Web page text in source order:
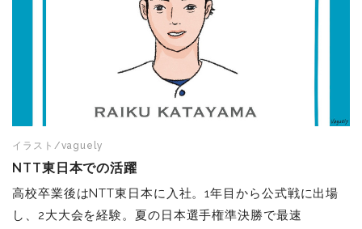
イラスト/vaguely
NTT東日本での活躍
高校卒業後はNTT東日本に入社。1年目から公式戦に出場
し、2大大会を経験。夏の日本選手権準決勝で最速